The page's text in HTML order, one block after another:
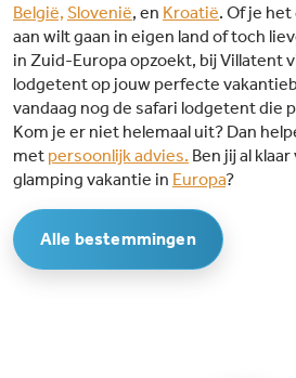
België, Slovenië, en Kroatië. Of je
aan wilt gaan in eigen land of toch
in Zuid-Europa opzoekt, bij Villatent
lodgetent op jouw perfecte
vandaag nog de safari lodgetent die
Kom je er niet helemaal uit? Dan
met persoonlijk advies. Ben jij al
glamping vakantie in Europa?
Alle bestemmingen